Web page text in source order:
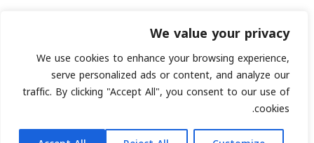
We value your privacy
We use cookies to enhance your browsing experience,
serve personalized ads or content, and analyze our
traffic. By clicking "Accept All", you consent to our use of
cookies.
الاعتماد الرسمي
منصة إخبارية مرخصة
رقم الترخيص الاتحادي : 8793134
انشر خبرك